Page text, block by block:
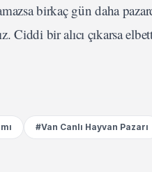
birkaç gün daha
Ciddi bir alıcı çıkarsa
#Van Canlı Hayvan Pazarı